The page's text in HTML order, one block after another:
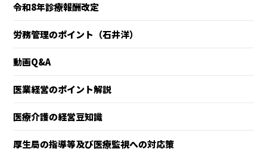
令和8年診療報酬改定
労務管理のポイント（石井洋）
動画Q&A
医業経営のポイント解説
医療介護の経営豆知識
厚生局の指導等及び医療監視への対応策